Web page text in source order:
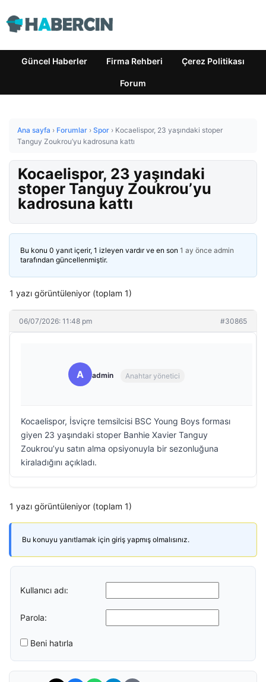
Güncel Haberler Firma Rehberi Çerez Politikası
Forum
Ana sayfa › Forumlar › Spor › Kocaelispor, 23 yaşındaki stoper
Tanguy Zoukrou’yu kadrosuna kattı
Kocaelispor, 23 yaşındaki
stoper Tanguy Zoukrou’yu
kadrosuna kattı
Bu konu 0 yanıt içerir, 1 izleyen vardır ve en son 1 ay önce admin
tarafından güncellenmiştir.
1 yazı görüntüleniyor (toplam 1)
06/07/2026: 11:48 pm #30865
A admin Anahtar yönetici
Kocaelispor, İsviçre temsilcisi BSC Young Boys forması
giyen 23 yaşındaki stoper Banhie Xavier Tanguy
Zoukrou’yu satın alma opsiyonuyla bir sezonluğuna
kiraladığını açıkladı.
1 yazı görüntüleniyor (toplam 1)
Bu konuyu yanıtlamak için giriş yapmış olmalısınız.
Kullanıcı adı:
Parola:
Beni hatırla